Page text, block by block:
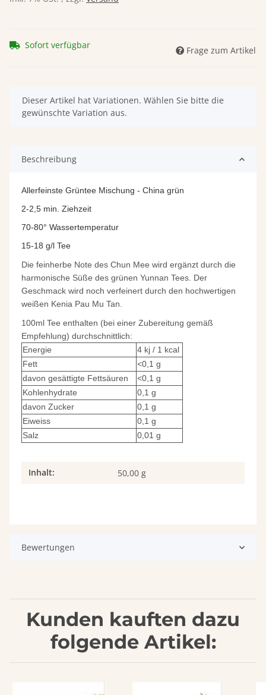
Sofort verfügbar Frage zum Artikel
x
Dieser Artikel hat Variationen. Wählen Sie bitte die
gewünschte Variation aus.
Beschreibung
Allerfeinste Grüntee Mischung - China grün
2-2,5 min. Ziehzeit
70-80° Wassertemperatur
15-18 g/l Tee
Die feinherbe Note des Chun Mee wird ergänzt durch die
harmonische Süße des grünen Yunnan Tees. Der
Geschmack wird noch verfeinert durch den hochwertigen
weißen Kenia Pau Mu Tan.
100ml Tee enthalten (bei einer Zubereitung gemäß
Empfehlung) durchschnittlich:
Energie
4 kj / 1 kcal
Fett
<0,1 g
davon gesättigte Fettsäuren
<0,1 g
Kohlenhydrate
0,1 g
davon Zucker
0,1 g
Eiweiss
0,1 g
Salz
0,01 g
Produkteigenschaft
Wert
Inhalt: 50,00 g
Bewertungen
Kunden kauften dazu
folgende Artikel: